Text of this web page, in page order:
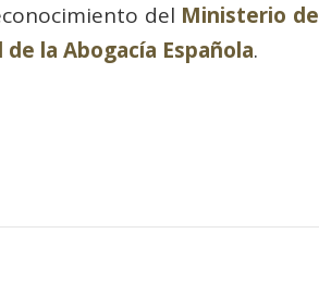
del Ministerio de
la Abogacía Española.